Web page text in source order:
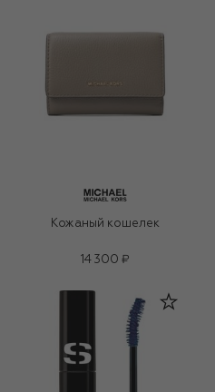
Кожаный кошелек
14 300 ₽